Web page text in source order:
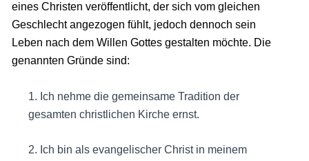
eines Christen veröffentlicht, der sich vom gleichen
Geschlecht angezogen fühlt, jedoch dennoch sein
Leben nach dem Willen Gottes gestalten möchte. Die
genannten Gründe sind:
1. Ich nehme die gemeinsame Tradition der
gesamten christlichen Kirche ernst.
2. Ich bin als evangelischer Christ in meinem